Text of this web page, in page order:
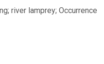
river lamprey; Occurrence